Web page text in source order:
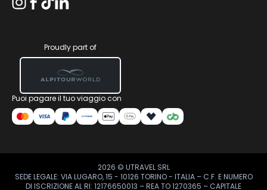
Proudly part of
Puoi pagare il tuo viaggio con
2026 © UTRAVEL SRL
SEDE LEGALE: VIA LUGARO, 15 - 10126 TORINO - ITALIA – C.F. E NUMERO
DI ISCRIZIONE AL RI: 12176650013 – REA TO 1270365 – CAPITALE